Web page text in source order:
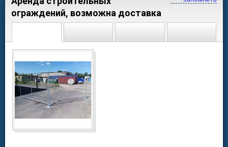
ограждений, возможна доставка